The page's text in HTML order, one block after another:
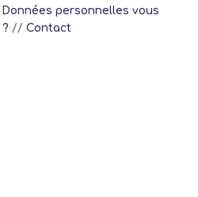
Données personnelles vous
// Contact